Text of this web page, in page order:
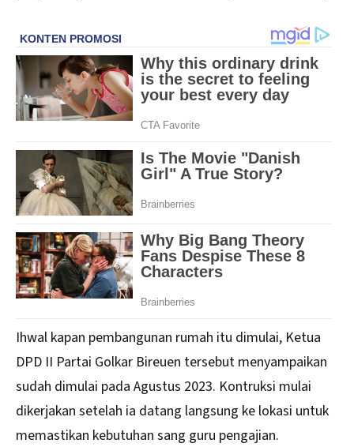
Ihwal kapan pembangunan rumah itu dimulai, Ketua
DPD II Partai Golkar Bireuen tersebut menyampaikan
sudah dimulai pada Agustus 2023. Kontruksi mulai
dikerjakan setelah ia datang langsung ke lokasi untuk
memastikan kebutuhan sang guru pengajian.